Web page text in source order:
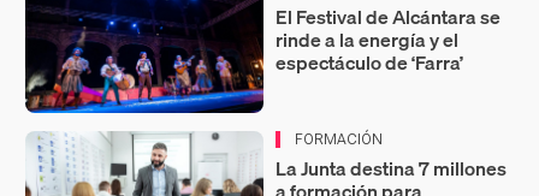
El Festival de Alcántara se
rinde a la energía y el
espectáculo de ‘Farra’
FORMACIÓN
La Junta destina 7 millones